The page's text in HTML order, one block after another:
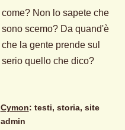
come? Non lo sapete che
sono scemo? Da quand'è
che la gente prende sul
serio quello che dico?
Cymon: testi, storia, site
admin